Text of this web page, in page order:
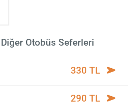
Otobüs Seferleri
330 TL
290 TL